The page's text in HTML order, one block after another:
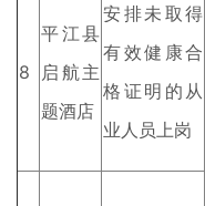
8
平江县
启航主
题酒店
安排未取得
有效健康合
格证明的从
业人员上岗